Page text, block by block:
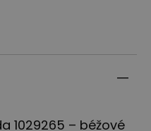
1029265 – béžové